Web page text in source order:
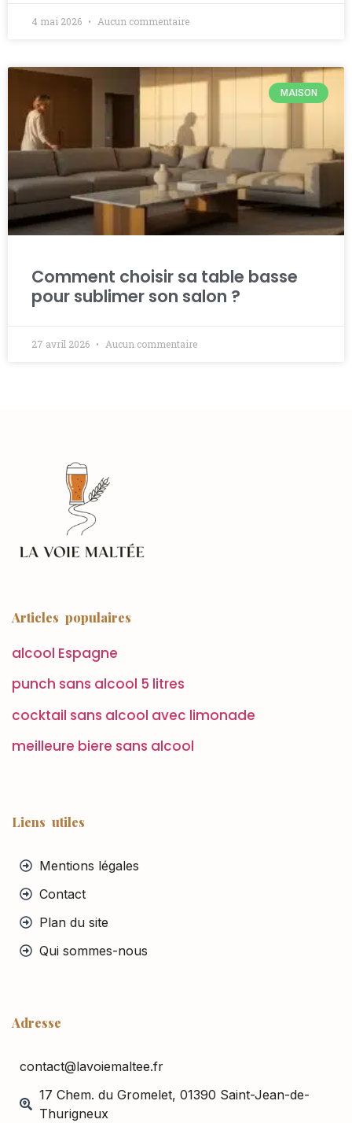
4 mai 2026 Aucun commentaire
MAISON
Comment choisir sa table basse
pour sublimer son salon ?
27 avril 2026 Aucun commentaire
Articles populaires
alcool Espagne
punch sans alcool 5 litres
cocktail sans alcool avec limonade
meilleure biere sans alcool
Liens utiles
Mentions légales
Contact
Plan du site
Qui sommes-nous
Adresse
contact@lavoiemaltee.fr
17 Chem. du Gromelet, 01390 Saint-Jean-de-
Thurigneux